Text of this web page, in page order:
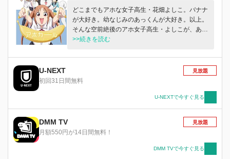
どこまでもアホな女子高生・花畑よしこ。バナナ
が大好き。幼なじみのあっくんが大好き。以上。
そんな空前絶後のアホ女子高生・よしこが、あっ
くんやクラスメートの地味ガール・さやか、風紀
る。
>>続きを読む
U-NEXT
初回31日間無料
見放題
U-NEXTで今すぐ見る
DMM TV
月額550円が14日間無料！
見放題
DMM TVで今すぐ見る